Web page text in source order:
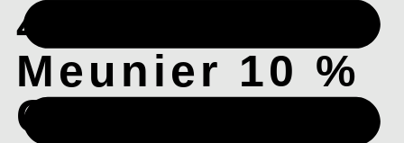
45 % Pinot
Meunier 10 %
Chardonnay